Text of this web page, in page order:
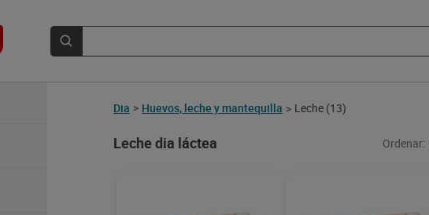
Dia > Huevos, leche y mantequilla > Leche (13)
Leche dia láctea Ordenar: